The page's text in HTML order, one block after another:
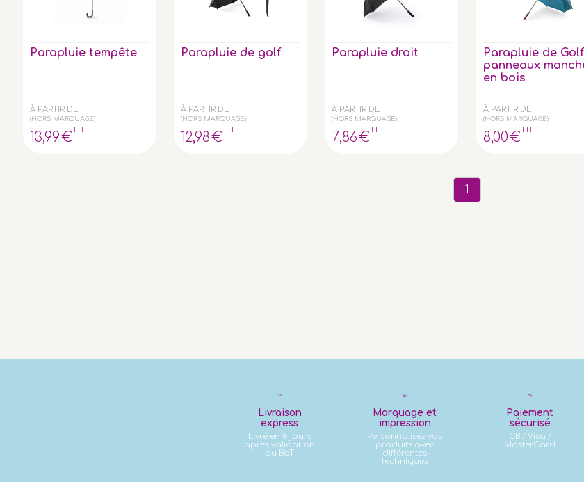
Parapluie tempête
À PARTIR DE
(HORS MARQUAGE)
13,99€
HT
Parapluie de golf
À PARTIR DE
(HORS MARQUAGE)
12,98€
HT
Parapluie droit
À PARTIR DE
(HORS MARQUAGE)
7,86€
HT
Parapluie de
panneaux
en bois
À PARTIR DE
(HORS MARQUAGE)
8,00€
HT
1
Livraison
express
Livré en 8 jours
après validation
du BàT
Marquage et
impression
Personnalisez vos
produits avec
différentes
techniques
Paiement
sécurisé
CB / Visa /
MasterCard